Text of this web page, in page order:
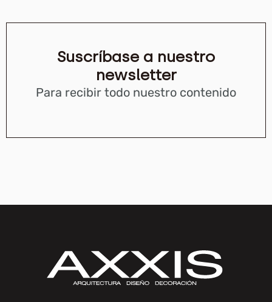
Suscríbase a nuestro
newsletter
Para recibir todo nuestro contenido